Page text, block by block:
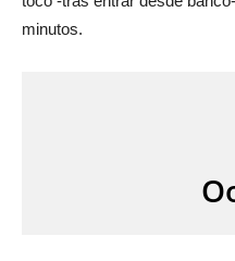
minutos.